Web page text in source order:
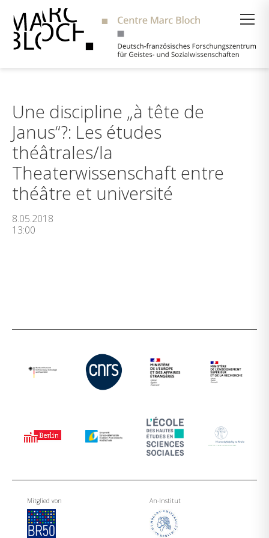
Une discipline „à tête de
Janus“?: Les études
théâtrales/la
Theaterwissenschaft entre
théâtre et université
8.05.2018
13:00
Mitglied von An-Institut